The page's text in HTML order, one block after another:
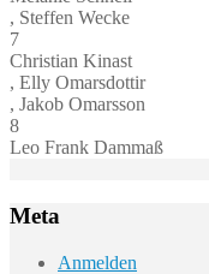
, Steffen Wecke
7
Christian Kinast
, Elly Omarsdottir
, Jakob Omarsson
8
Leo Frank Dammaß
Meta
Anmelden